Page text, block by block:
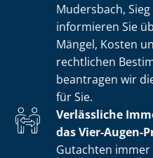
Mudersbach,
informieren Sie
Mängel, Kosten
rechtlichen
beantragen wir
für Sie.
Verlässliche
das Vier-Augen-
Gutachten